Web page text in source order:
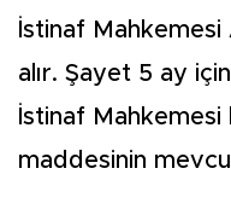
İstinaf Mahkemesi
alır. Şayet 5 ay
İstinaf Mahkemesi
maddesinin